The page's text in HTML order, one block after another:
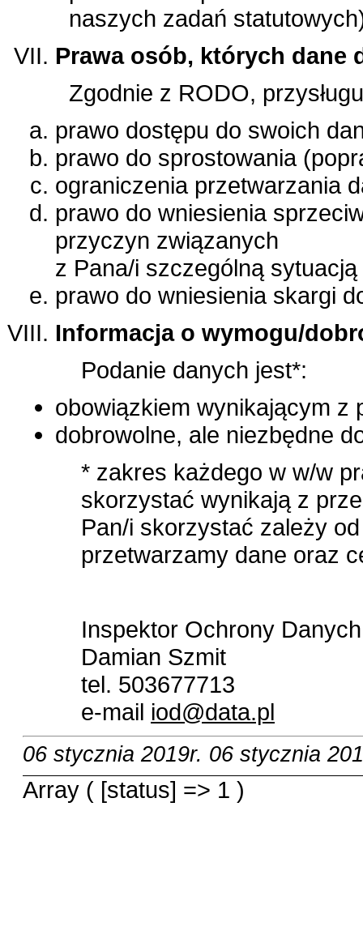
naszych zadań
Prawa osób, których dane
Zgodnie z RODO,
prawo dostępu do swoich
prawo do sprostowania
ograniczenia przetwarzania
prawo do wniesienia
przyczyn związanych
z Pana/i szczególną sytuacją
prawo do wniesienia skargi
Informacja o wymogu/
Podanie danych jest*:
obowiązkiem wynikającym z
dobrowolne, ale niezbędne
* zakres każdego w w/w
skorzystać wynikają z
Pan/i skorzystać zależy
przetwarzamy dane oraz
Inspektor Ochrony
Damian Szmit
tel. 503677713
e-mail iod@data.pl
06 stycznia 2019r. 06 stycznia
Array ( [status] => 1 )